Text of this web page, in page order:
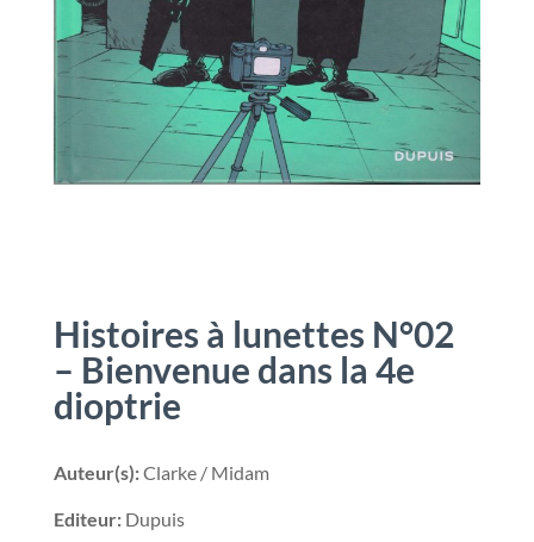
Histoires à lunettes N°02
– Bienvenue dans la 4e
dioptrie
Auteur(s):Clarke / Midam
Editeur:Dupuis